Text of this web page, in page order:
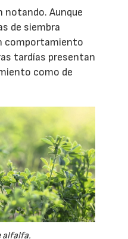
notando. Aunque
de siembra
comportamiento
tardías presentan
como de
alfalfa.